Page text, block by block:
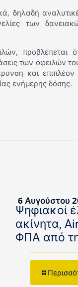
δηλαδή
των
των οφειλών
και
ενήμερης δόσης.
6 Αυγούστου
Ψηφιακοί
ακίνητα,
ΦΠΑ από